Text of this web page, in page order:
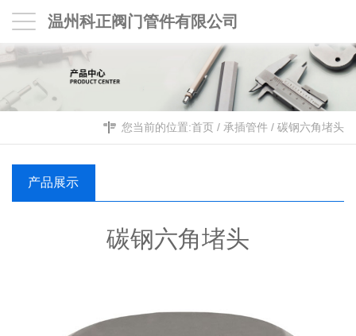
温州科正阀门管件有限公司
您当前的位置:首页 / 承插管件 / 碳钢六角堵头
产品展示
碳钢六角堵头